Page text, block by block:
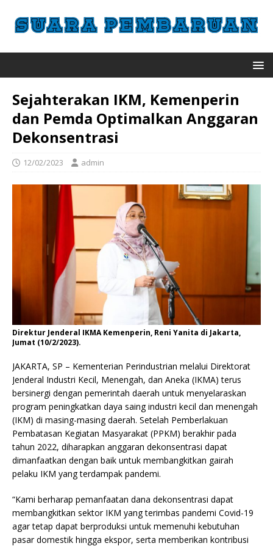
Sejahterakan IKM, Kemenperin
dan Pemda Optimalkan Anggaran
Dekonsentrasi
12/02/2023 admin
Direktur Jenderal IKMA Kemenperin, Reni Yanita di Jakarta,
Jumat (10/2/2023).
JAKARTA, SP – Kementerian Perindustrian melalui Direktorat
Jenderal Industri Kecil, Menengah, dan Aneka (IKMA) terus
bersinergi dengan pemerintah daerah untuk menyelaraskan
program peningkatkan daya saing industri kecil dan menengah
(IKM) di masing-masing daerah. Setelah Pemberlakuan
Pembatasan Kegiatan Masyarakat (PPKM) berakhir pada
tahun 2022, diharapkan anggaran dekonsentrasi dapat
dimanfaatkan dengan baik untuk membangkitkan gairah
pelaku IKM yang terdampak pandemi.
“Kami berharap pemanfaatan dana dekonsentrasi dapat
membangkitkan sektor IKM yang terimbas pandemi Covid-19
agar tetap dapat berproduksi untuk memenuhi kebutuhan
pasar domestik hingga ekspor, serta memberikan kontribusi